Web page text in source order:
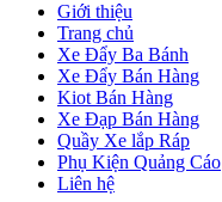
Giới thiệu
Trang chủ
Xe Đẩy Ba Bánh
Xe Đẩy Bán Hàng
Kiot Bán Hàng
Xe Đạp Bán Hàng
Quầy Xe lắp Ráp
Phụ Kiện Quảng Cáo
Liên hệ